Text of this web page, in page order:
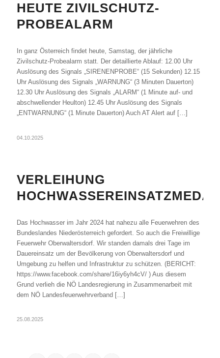
HEUTE ZIVILSCHUTZ-
PROBEALARM
In ganz Österreich findet heute, Samstag, der jährliche
Zivilschutz-Probealarm statt. Der detaillierte Ablauf: 12.00 Uhr
Auslösung des Signals „SIRENENPROBE“ (15 Sekunden) 12.15
Uhr Auslösung des Signals „WARNUNG“ (3 Minuten Dauerton)
12.30 Uhr Auslösung des Signals „ALARM“ (1 Minute auf- und
abschwellender Heulton) 12.45 Uhr Auslösung des Signals
„ENTWARNUNG“ (1 Minute Dauerton) Auch AT Alert auf […]
04.10.2025
VERLEIHUNG
Das Hochwasser im Jahr 2024 hat nahezu alle Feuerwehren des
Bundeslandes Niederösterreich gefordert. So auch die Freiwillige
Feuerwehr Oberwaltersdorf. Wir standen damals drei Tage im
Dauereinsatz um der Bevölkerung von Oberwaltersdorf und
Umgebung zu helfen und Infrastruktur zu schützen. (BERICHT:
https://www.facebook.com/share/16iy6yh4cV/ ) Aus diesem
Grund verlieh die NÖ Landesregierung in Zusammenarbeit mit
dem NÖ Landesfeuerwehrverband […]
25.08.2025